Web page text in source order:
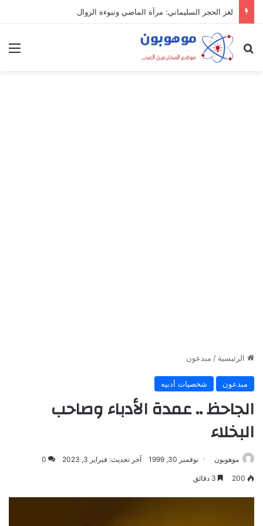
لغز الحجر السليماني: مرآة الماضي ونبوءة الزوال
بحث عن
الرئيسية / مبدعون
مبدعون شخصيات أدبيه
الجاحظ .. عمدة الأدباء وصاحب
البخلاء
موهوبون نوفمبر 30, 1999 آخر تحديث: فبراير 3, 2023 0
200